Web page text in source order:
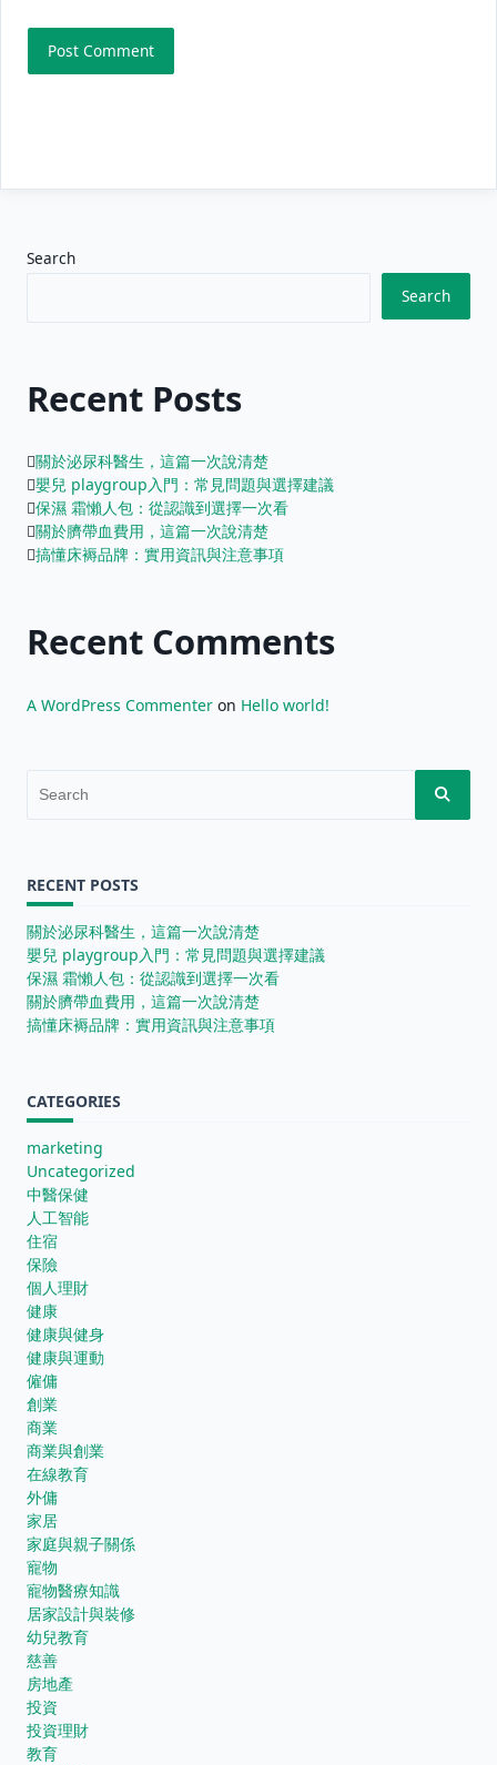
Search
Search
Recent Posts
關於泌尿科醫生，這篇一次說清楚
嬰兒 playgroup入門：常見問題與選擇建議
保濕 霜懶人包：從認識到選擇一次看
關於臍帶血費用，這篇一次說清楚
搞懂床褥品牌：實用資訊與注意事項
Recent Comments
A WordPress Commenter on Hello world!
Search
RECENT POSTS
關於泌尿科醫生，這篇一次說清楚
嬰兒 playgroup入門：常見問題與選擇建議
保濕 霜懶人包：從認識到選擇一次看
關於臍帶血費用，這篇一次說清楚
搞懂床褥品牌：實用資訊與注意事項
CATEGORIES
marketing
Uncategorized
中醫保健
人工智能
住宿
保險
個人理財
健康
健康與健身
健康與運動
僱傭
創業
商業
商業與創業
在線教育
外傭
家居
家庭與親子關係
寵物
寵物醫療知識
居家設計與裝修
幼兒教育
慈善
房地產
投資
投資理財
教育